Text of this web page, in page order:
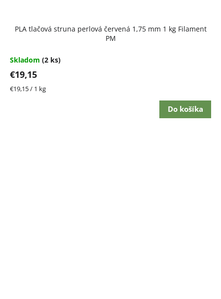
PLA tlačová struna perlová červená 1,75 mm 1 kg Filament
PM
hodnotenie
5,0
5
hviezdičiek.
Skladom (2 ks)
€19,15
Jednotková
€19,15 / 1 kg
Do košíka